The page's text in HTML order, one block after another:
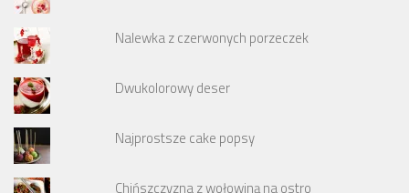
Nalewka z czerwonych porzeczek
Dwukolorowy deser
Najprostsze cake popsy
Chińszczyzna z wołowiną na ostro